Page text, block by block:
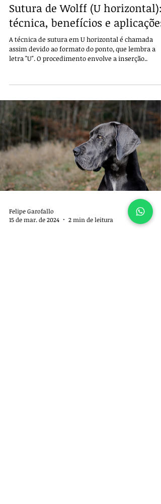
Sutura de Wolff (U horizontal):
técnica, benefícios e aplicações
A técnica de sutura em U horizontal é chamada
assim devido ao formato do ponto, que lembra a
letra "U". O procedimento envolve a inserção..
Felipe Garofallo
15 de mar. de 2024
2 min de leitura